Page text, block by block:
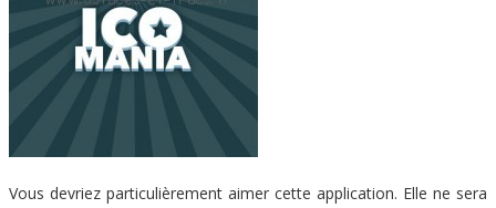
Vous devriez particulièrement aimer cette application. Elle ne sera